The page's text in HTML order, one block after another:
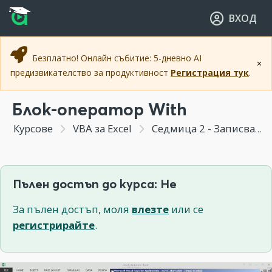
Прескочи към основното съдържание
Прескочи към навигацията
ВХОД
×
Безплатно! Онлайн събитие: 5-дневно AI
предизвикателство за продуктивност Регистрация тук.
Блок-оператор With
Курсове VBA за Excel Седмица 2 - Записване на процедури - от Macro Recorder към VBA
Пълен достъп до курса: Не
За пълен достъп, моля влезте или се
регистрирайте.